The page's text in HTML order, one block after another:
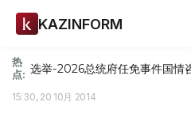
KAZINFORM
热
点: 选举-2026总统府任免事件国情
15:30, 20 10月 2014